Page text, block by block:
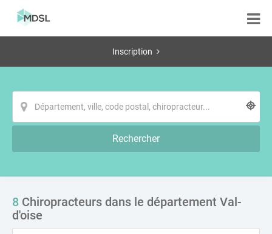
Inscription
Rechercher
8 Chiropracteurs dans le département Val-
d'oise